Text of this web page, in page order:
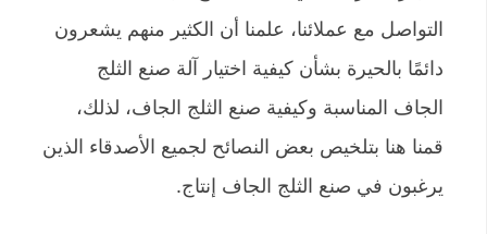
التواصل مع عملائنا، علمنا أن الكثير منهم يشعرون
دائمًا بالحيرة بشأن كيفية اختيار آلة صنع الثلج
الجاف المناسبة وكيفية صنع الثلج الجاف، لذلك،
قمنا هنا بتلخيص بعض النصائح لجميع الأصدقاء الذين
يرغبون في صنع الثلج الجاف إنتاج.